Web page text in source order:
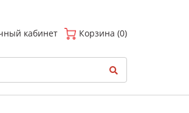
кабинет Корзина (0)